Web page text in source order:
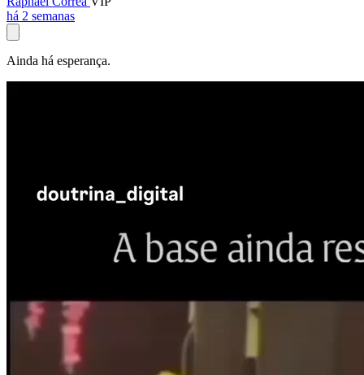
há 2 semanas
Ainda há esperança.